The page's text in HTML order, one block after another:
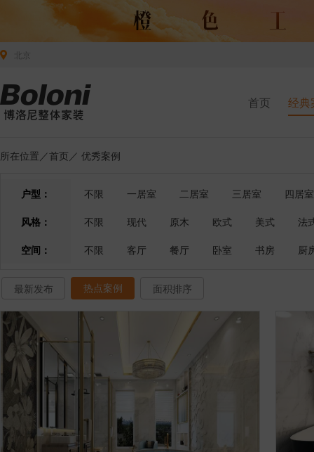
首页 经典
所在位置／首页 ／ 优秀案例
户型： 不限 一居室 二居室 三居室
四居室
风格：
不限 现代 原木 欧式 美式
法
空间：
不限 客厅 餐厅 卧室 书房 厨
最新发布 热点案例 面积排序